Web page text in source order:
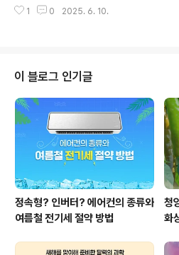
건조 후 표면에 막을 형성하는 핵심적인 역할을
이 생긴 적 없으신가요? 시멘트는 분명 처음엔
든 최초의 건물은 바로 5,000년 전 지어진 이집
미드입니다. 당시에는 석회석을 구워 만든 생석
쌓을 때 접착제로 사용되었는데요. 이것이 초기
형태였습니다. 현재 우리가 사용하는 시멘트는
업혁명 시기에 등장했습니다. 영국의 스미턴과
각 구운 석회석이 물과 만나면 굳는 ..
1 0 2025. 6. 10.
이 블로그 인기글
정속형? 인버터? 에어컨의 종류와
여름철 전기세 절약 방법
청
화